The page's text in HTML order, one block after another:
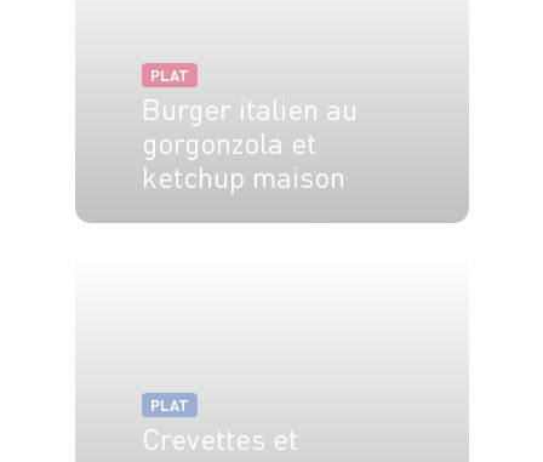
PLAT
Burger italien au
gorgonzola et
ketchup maison
PLAT
Crevettes et